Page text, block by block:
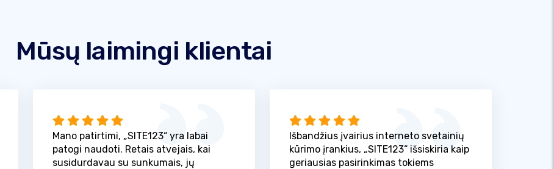
Mūsų laimingi klientai
Mano patirtimi, „SITE123“ yra labai
patogi naudoti. Retais atvejais, kai
susidurdavau su sunkumais, jų
Išbandžius įvairius interneto svetainių
kūrimo įrankius, „SITE123“ išsiskiria kaip
geriausias pasirinkimas tokiems